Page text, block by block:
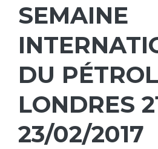
SEMAINE
DU
LONDRES
23/02/2017